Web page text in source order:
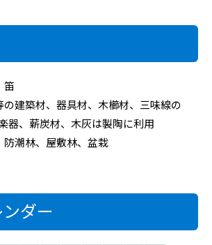
笛
の建築材、器具材、木櫛材、三味線の
器、薪炭材、木灰は製陶に利用
防潮林、屋敷林、盆栽
ダー